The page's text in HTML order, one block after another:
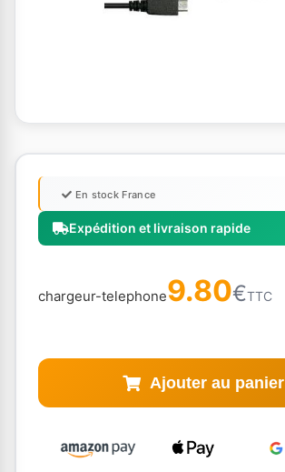
Expédition et livraison rapide
En stock France
chargeur-telephone9.80€TTC
Ajouter au panier